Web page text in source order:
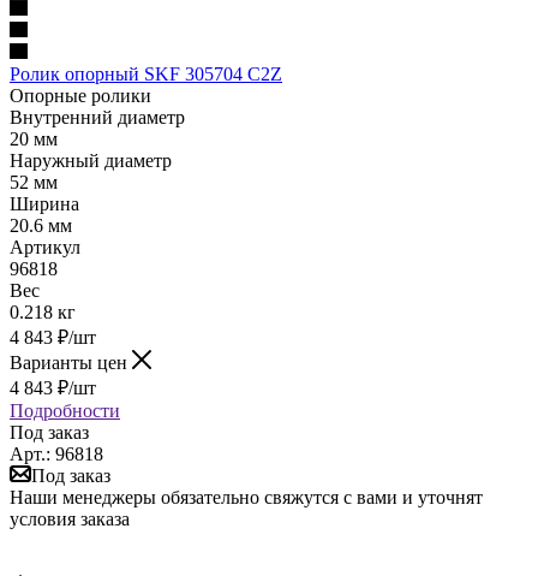
Ролик опорный SKF 305704 C2Z
Опорные ролики
Внутренний диаметр
20 мм
Наружный диаметр
52 мм
Ширина
20.6 мм
Артикул
96818
Вес
0.218 кг
4 843 ₽/шт
Варианты цен
4 843 ₽/шт
Подробности
Под заказ
Арт.: 96818
Под заказ
Наши менеджеры обязательно свяжутся с вами и уточнят
условия заказа